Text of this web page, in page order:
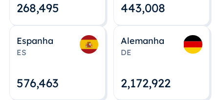
268,495 443,008
Espanha
ES
576,463
Alemanha
DE
2,172,922